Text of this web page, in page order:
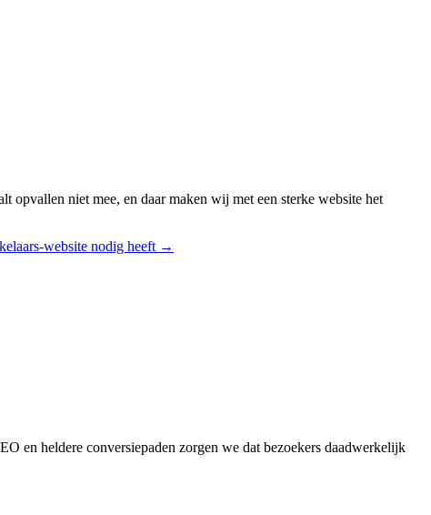
opvallen niet mee, en daar maken wij met een sterke website het
-website nodig heeft →
en heldere conversiepaden zorgen we dat bezoekers daadwerkelijk